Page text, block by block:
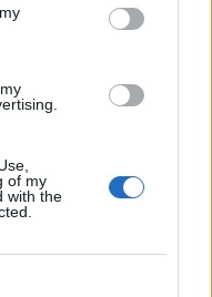
of my
with the